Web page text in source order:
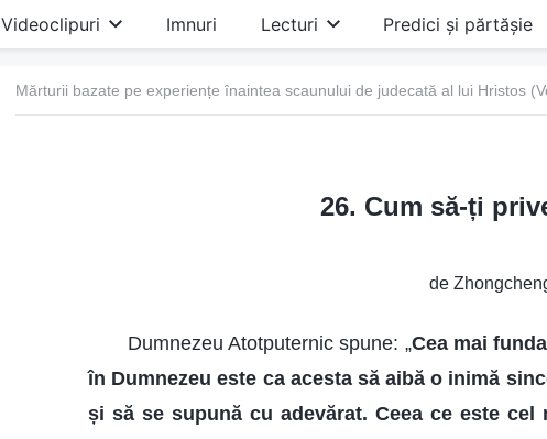
Videoclipuri Imnuri Lecturi Predici și părtășie
Mărturii bazate pe experiențe înaintea scaunului de judecată al lui Hristos
26. Cum să-ți
de
Dumnezeu Atotputernic spune: „Cea mai
în Dumnezeu este ca acesta să aibă o inimă
și să se supună cu adevărat. Ceea ce este